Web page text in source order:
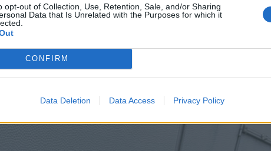
opt-out of Collection, Use, Retention, Sale, and/or Sharing
Data that Is Unrelated with the Purposes for which it
CONFIRM
Data Deletion Data Access Privacy Policy